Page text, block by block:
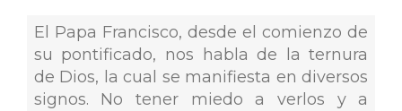
El Papa Francisco, desde el comienzo de
su pontificado, nos habla de la ternura
de Dios, la cual se manifiesta en diversos
signos. No tener miedo a verlos y a